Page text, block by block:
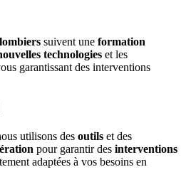
suivent une formation
technologies et les
garantissant des interventions
utilisons des outils et des
pour garantir des interventions
adaptées à vos besoins en